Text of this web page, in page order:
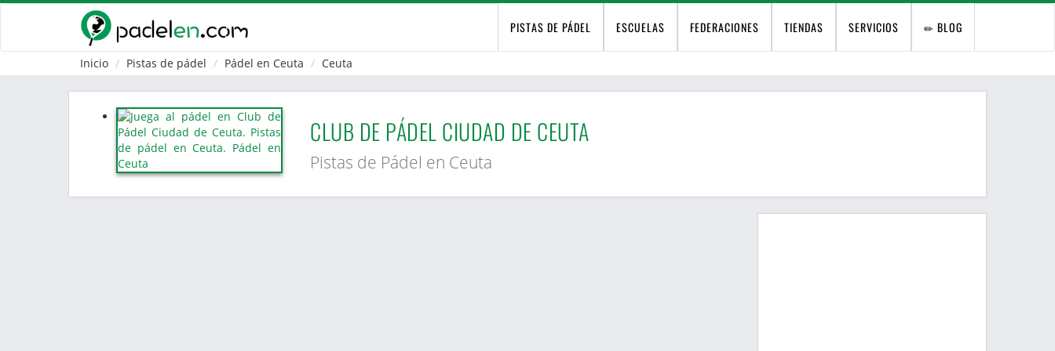
PISTAS DE PÁDEL ESCUELAS FEDERACIONES TIENDAS SERVICIOS BLOG
Inicio Pistas de pádel Pádel en Ceuta Ceuta
CLUB DE PÁDEL CIUDAD DE CEUTA
Pistas de Pádel en Ceuta